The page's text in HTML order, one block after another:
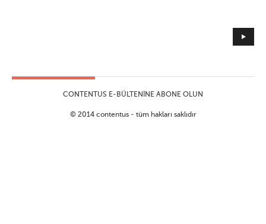
CONTENTUS E-BÜLTENINE ABONE OLUN
© 2014 contentus - tüm hakları saklıdır